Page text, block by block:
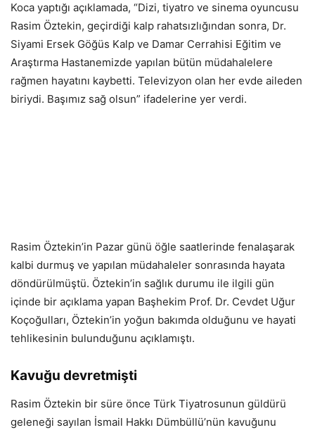
Koca yaptığı açıklamada, “Dizi, tiyatro ve sinema oyuncusu
Rasim Öztekin, geçirdiği kalp rahatsızlığından sonra, Dr.
Siyami Ersek Göğüs Kalp ve Damar Cerrahisi Eğitim ve
Araştırma Hastanemizde yapılan bütün müdahalelere
rağmen hayatını kaybetti. Televizyon olan her evde aileden
biriydi. Başımız sağ olsun” ifadelerine yer verdi.
Rasim Öztekin’in Pazar günü öğle saatlerinde fenalaşarak
kalbi durmuş ve yapılan müdahaleler sonrasında hayata
döndürülmüştü. Öztekin’in sağlık durumu ile ilgili gün
içinde bir açıklama yapan Başhekim Prof. Dr. Cevdet Uğur
Koçoğulları, Öztekin’in yoğun bakımda olduğunu ve hayati
tehlikesinin bulunduğunu açıklamıştı.
Kavuğu devretmişti
Rasim Öztekin bir süre önce Türk Tiyatrosunun güldürü
geleneği sayılan İsmail Hakkı Dümbüllü’nün kavuğunu